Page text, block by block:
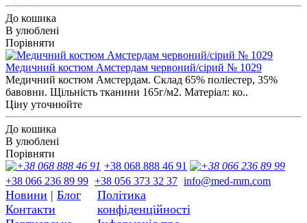
До кошика
В улюблені
Порівняти
Медичний костюм Амстердам червоний/сірий № 1029
Медичний костюм Амстердам. Склад 65% поліестер, 35%
бавовни. Щільність тканини 165г/м2. Матеріал: ко..
Ціну уточнюйте
До кошика
В улюблені
Порівняти
+38 068 888 46 91
+38 066 236 89 99 +38 056 373 32 37 info@med-mm.com
Новини | Блог
Контакти
Політика
конфіденційності